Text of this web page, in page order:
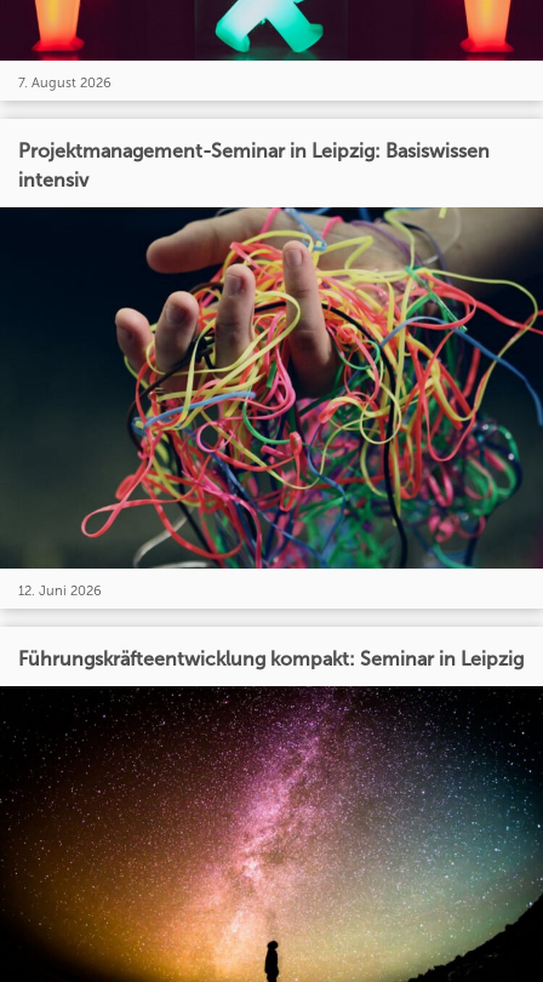
7. August 2026
Projektmanagement-Seminar in Leipzig: Basiswissen
intensiv
12. Juni 2026
Führungskräfteentwicklung kompakt: Seminar in Leipzig